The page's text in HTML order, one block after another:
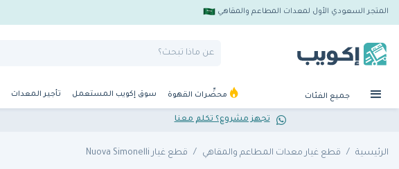
المتجر السعودي الأول لمعدات المطاعم والمقاهي
جميع الفئات محضِّرات القهوة سوق إكويب المستعمل تأجير المعدات
تجهز مشروع؟ تكلم معنا
الرئيسية قطع غيار معدات المطاعم والمقاهي قطع غيار Nuova Simonelli